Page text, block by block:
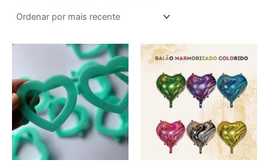
Este
produto
tem
várias
variantes.
As
opções
tem
várias
variantes.
As
opções
podem